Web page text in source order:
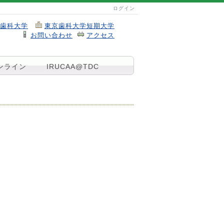
ログイン
科大学
東京歯科大学短期大学
お問い合わせ
アクセス
ライン IRUCAA@TDC